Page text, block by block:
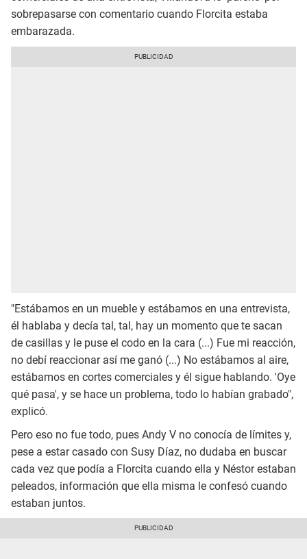
sobrepasarse con comentario cuando Florcita estaba
embarazada.
"Estábamos en un mueble y estábamos en una entrevista,
él hablaba y decía tal, tal, hay un momento que te sacan
de casillas y le puse el codo en la cara (...) Fue mi reacción,
no debí reaccionar así me ganó (...) No estábamos al aire,
estábamos en cortes comerciales y él sigue hablando. 'Oye
qué pasa', y se hace un problema, todo lo habían grabado",
explicó.
Pero eso no fue todo, pues Andy V no conocía de límites y,
pese a estar casado con Susy Díaz, no dudaba en buscar
cada vez que podía a Florcita cuando ella y Néstor estaban
peleados, información que ella misma le confesó cuando
estaban juntos.